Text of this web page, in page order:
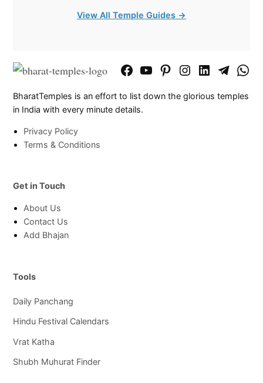
View All Temple Guides →
FacebookYouTubePinterestInstagram
LinkedInTelegram
BharatTemples is an effort to list down the glorious temples
in India with every minute details.
Privacy Policy
Terms & Conditions
Get in Touch
About Us
Contact Us
Add Bhajan
Tools
Daily Panchang
Hindu Festival Calendars
Vrat Katha
Shubh Muhurat Finder